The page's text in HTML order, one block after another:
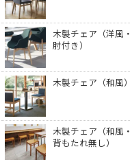
木製チェア（洋風・
肘付き）
木製チェア（和風）
木製チェア（和風・
背もたれ無し）